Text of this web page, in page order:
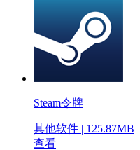
Steam令牌
其他软件 | 125.87MB
查看